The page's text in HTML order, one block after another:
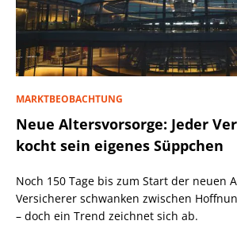
MARKTBEOBACHTUNG
Neue Altersvorsorge: Jeder
kocht sein eigenes Süppchen
Noch 150 Tage bis zum Start der neuen
Versicherer schwanken zwischen
– doch ein Trend zeichnet sich ab.